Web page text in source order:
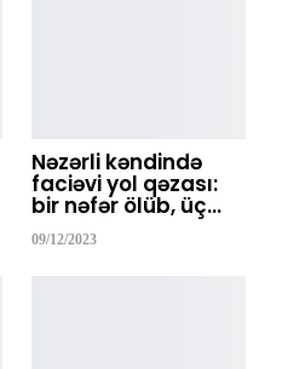
Nəzərli kəndində
faciəvi yol qəzası:
bir nəfər ölüb, üç…
09/12/2023